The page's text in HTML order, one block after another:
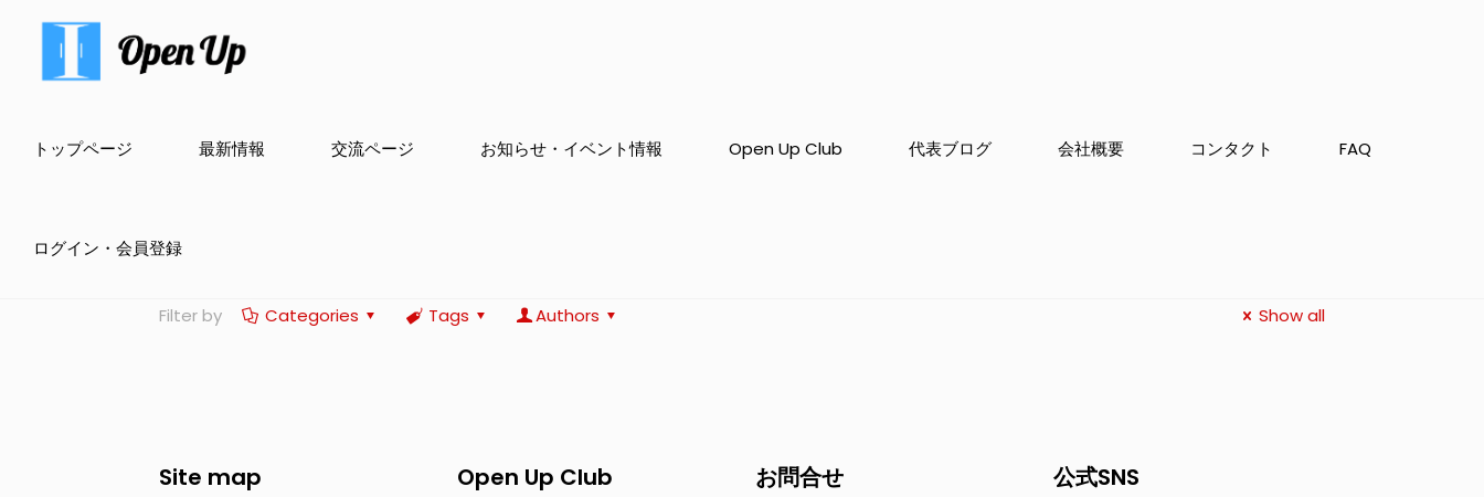
トップページ 最新情報 交流ページ お知らせ・イベント情報 Open Up Club 代表ブログ 会社概要 コンタクト FAQ
ログイン・会員登録
Filter by Categories Tags Authors Show all
Site map Open Up Club お問合せ 公式SNS